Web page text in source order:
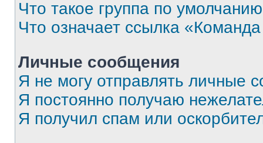
Что такое группа по
Что означает ссылка
Личные сообщения
Я не могу отправлять личные
Я постоянно получаю
Я получил спам или